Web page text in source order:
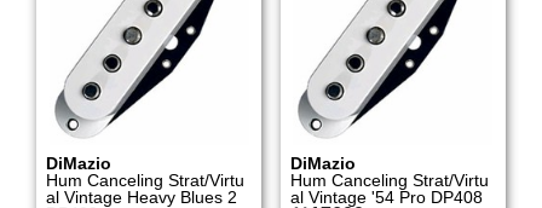
DiMazio
Hum Canceling Strat/Virtu
al Vintage Heavy Blues 2
DiMazio
Hum Canceling Strat/Virtu
al Vintage '54 Pro DP408